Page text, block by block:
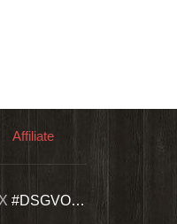
Affiliate
#DSGVO…
Wir bieten